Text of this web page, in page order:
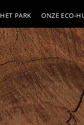
HET PARK ONZE ECO-